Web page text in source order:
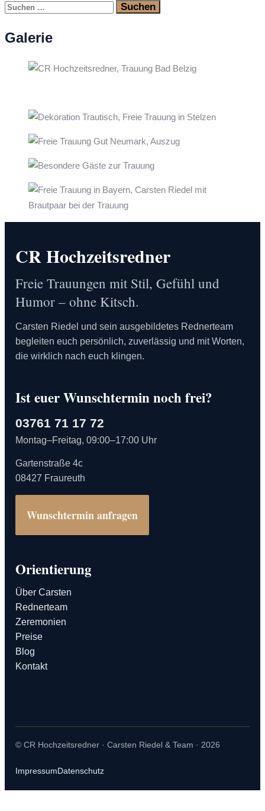
Suchen
Galerie
CR Hochzeitsredner
Freie Trauungen mit Stil, Gefühl und
Humor – ohne Kitsch.
Carsten Riedel und sein ausgebildetes Rednerteam
begleiten euch persönlich, zuverlässig und mit Worten,
die wirklich nach euch klingen.
Ist euer Wunschtermin noch frei?
03761 71 17 72
Montag–Freitag, 09:00–17:00 Uhr
Gartenstraße 4c
08427 Fraureuth
Wunschtermin anfragen
Orientierung
Über Carsten
Rednerteam
Zeremonien
Preise
Blog
Kontakt
© CR Hochzeitsredner · Carsten Riedel & Team · 2026
ImpressumDatenschutz